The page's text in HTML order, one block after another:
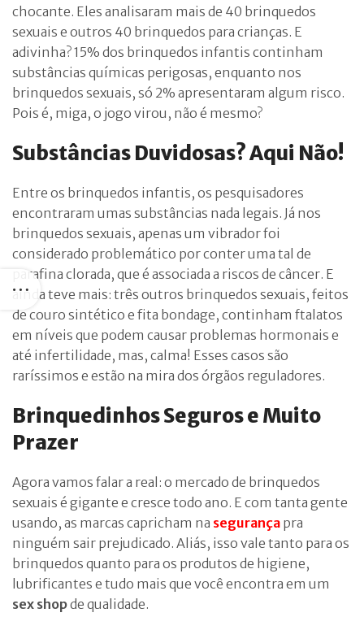
chocante. Eles analisaram mais de 40 brinquedos
sexuais e outros 40 brinquedos para crianças. E
adivinha? 15% dos brinquedos infantis continham
substâncias químicas perigosas, enquanto nos
brinquedos sexuais, só 2% apresentaram algum risco.
Pois é, miga, o jogo virou, não é mesmo?
Substâncias Duvidosas? Aqui Não!
Entre os brinquedos infantis, os pesquisadores
encontraram umas substâncias nada legais. Já nos
brinquedos sexuais, apenas um vibrador foi
considerado problemático por conter uma tal de
parafina clorada, que é associada a riscos de câncer. E
ainda teve mais: três outros brinquedos sexuais, feitos
de couro sintético e fita bondage, continham ftalatos
em níveis que podem causar problemas hormonais e
até infertilidade, mas, calma! Esses casos são
raríssimos e estão na mira dos órgãos reguladores.
Brinquedinhos Seguros e Muito
Prazer
Agora vamos falar a real: o mercado de brinquedos
sexuais é gigante e cresce todo ano. E com tanta gente
usando, as marcas capricham na segurança pra
ninguém sair prejudicado. Aliás, isso vale tanto para os
brinquedos quanto para os produtos de higiene,
lubrificantes e tudo mais que você encontra em um
sex shopde qualidade.